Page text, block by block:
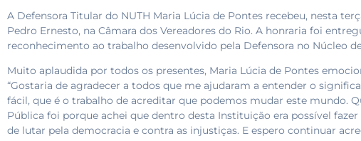
A Defensora Titular do NUTH Maria Lúcia de Pontes recebeu, nesta
Pedro Ernesto, na Câmara dos Vereadores do Rio. A honraria foi
reconhecimento ao trabalho desenvolvido pela Defensora no Núcleo
Muito aplaudida por todos os presentes, Maria Lúcia de Pontes
“Gostaria de agradecer a todos que me ajudaram a entender o
fácil, que é o trabalho de acreditar que podemos mudar este mundo.
Pública foi porque achei que dentro desta Instituição era possível
de lutar pela democracia e contra as injustiças. E espero continuar